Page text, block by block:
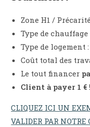
Zone H1 /
Type de chauffage
Type de
Coût total des
Le tout financer
Client à payer 1 € !
CLIQUEZ ICI UN
VALIDER PAR